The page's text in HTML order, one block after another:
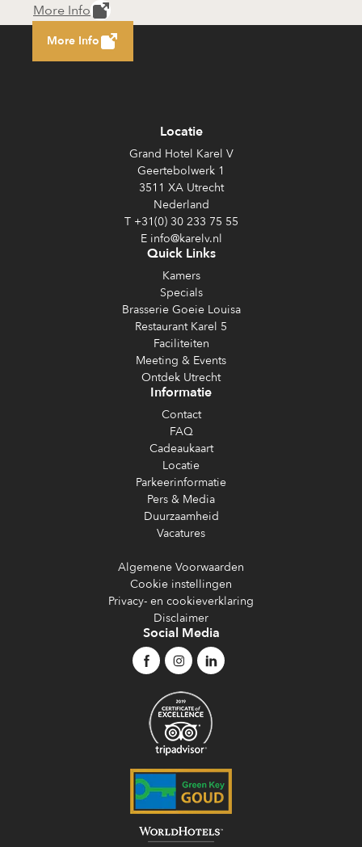
More Info
More Info
Locatie
Grand Hotel Karel V
Geertebolwerk 1
3511 XA Utrecht
Nederland
T +31(0) 30 233 75 55
E info@karelv.nl
Quick Links
Kamers
Specials
Brasserie Goeie Louisa
Restaurant Karel 5
Faciliteiten
Meeting & Events
Ontdek Utrecht
Informatie
Contact
FAQ
Cadeaukaart
Locatie
Parkeerinformatie
Pers & Media
Duurzaamheid
Vacatures
Algemene Voorwaarden
Cookie instellingen
Privacy- en cookieverklaring
Disclaimer
Social Media